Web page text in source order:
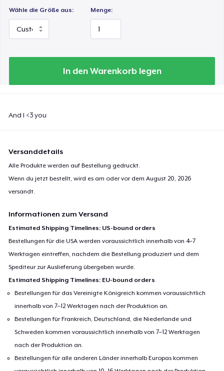
Wähle die Größe aus: Menge:
In den Warenkorb legen
And I <3 you
Versanddetails
Alle Produkte werden auf Bestellung gedruckt.
Wenn du jetzt bestellt, wird es am oder vor demAugust 20, 2026
versandt.
Informationen zum Versand
Estimated Shipping Timelines: US-bound orders
Bestellungen für die USA werden voraussichtlich innerhalb von 4–7
Werktagen eintreffen, nachdem die Bestellung produziert und dem
Spediteur zur Auslieferung übergeben wurde.
Estimated Shipping Timelines: EU-bound orders
Bestellungen für das Vereinigte Königreich kommen voraussichtlich
innerhalb von 7–12 Werktagen nach der Produktion an.
Bestellungen für Frankreich, Deutschland, die Niederlande und
Schweden kommen voraussichtlich innerhalb von 7–12 Werktagen
nach der Produktion an.
Bestellungen für alle anderen Länder innerhalb Europas kommen